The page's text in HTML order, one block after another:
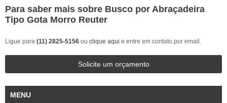
Para saber mais sobre Busco por Abraçadeira
Tipo Gota Morro Reuter
Ligue para (11) 2825-5156 ou clique aqui e entre em contato por email.
Solicite um orçamento
MENU